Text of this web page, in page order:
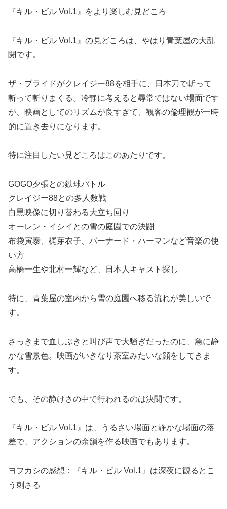
『キル・ビル Vol.1』をより楽しむ見どころ
『キル・ビル Vol.1』の見どころは、やはり青葉屋の大乱
闘です。
ザ・ブライドがクレイジー88を相手に、日本刀で斬って
斬って斬りまくる。冷静に考えると尋常ではない場面です
が、映画としてのリズムが良すぎて、観客の倫理観が一時
的に置き去りになります。
特に注目したい見どころはこのあたりです。
GOGO夕張との鉄球バトル
クレイジー88との多人数戦
白黒映像に切り替わる大立ち回り
オーレン・イシイとの雪の庭園での決闘
布袋寅泰、梶芽衣子、バーナード・ハーマンなど音楽の使
い方
高橋一生や北村一輝など、日本人キャスト探し
特に、青葉屋の室内から雪の庭園へ移る流れが美しいで
す。
さっきまで血しぶきと叫び声で大騒ぎだったのに、急に静
かな雪景色。映画がいきなり茶室みたいな顔をしてきま
す。
でも、その静けさの中で行われるのは決闘です。
『キル・ビル Vol.1』は、うるさい場面と静かな場面の落
差で、アクションの余韻を作る映画でもあります。
ヨフカシの感想：『キル・ビル Vol.1』は深夜に観るとこ
う刺さる